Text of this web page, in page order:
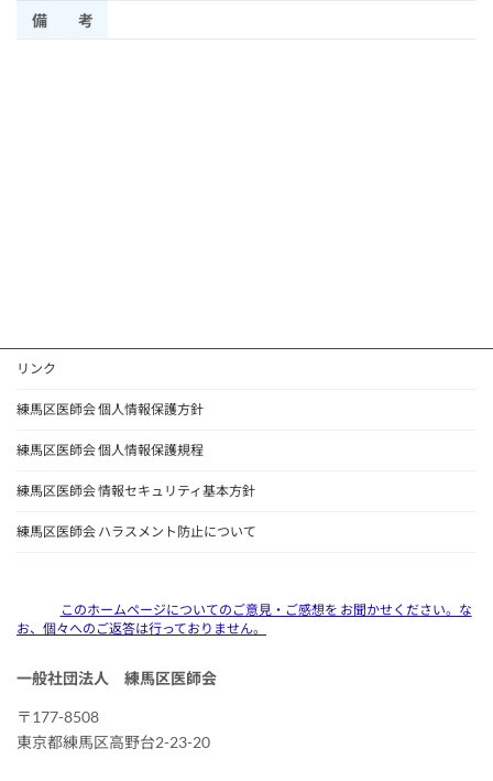
備 考
リンク
練馬区医師会 個人情報保護方針
練馬区医師会 個人情報保護規程
練馬区医師会 情報セキュリティ基本方針
練馬区医師会 ハラスメント防止について
このホームページについてのご意見・ご感想を お聞かせください。な
お、個々へのご返答は行っておりません。
一般社団法人 練馬区医師会
〒177-8508
東京都練馬区高野台2-23-20